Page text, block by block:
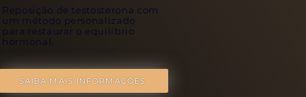
Reposição de testosterona com
um método personalizado
para restaurar o equilíbrio
hormonal.
SAIBA MAIS INFORMAÇÕES